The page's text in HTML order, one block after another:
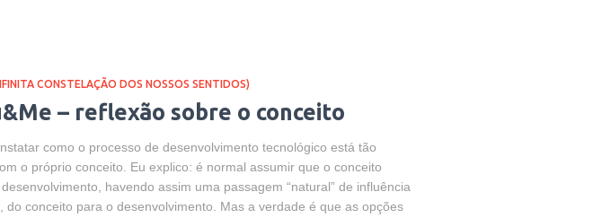
CONSTELAÇÃO DOS NOSSOS SENTIDOS)
– reflexão sobre o conceito
como o processo de desenvolvimento tecnológico está tão
o próprio conceito. Eu explico: é normal assumir que o conceito
havendo assim uma passagem “natural” de influência
do conceito para o desenvolvimento. Mas a verdade é que as opções